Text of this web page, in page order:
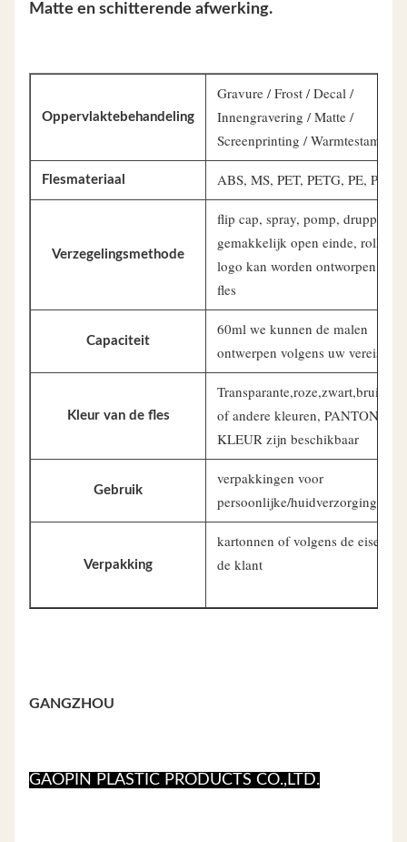
Matte en schitterende afwerking.
Oppervlaktebehandeling
Gravure / Frost / Decal /
Innengravering / Matte /
Screenprinting / Warmtestampen
Flesmateriaal ABS, MS, PET, PETG, PE, PP
Verzegelingsmethode
flip cap, spray, pomp, druppel,
gemakkelijk open einde, roll op,
logo kan worden ontworpen op
fles
Capaciteit
60ml we kunnen de malen
ontwerpen volgens uw vereisten
Kleur van de fles
of andere kleuren, PANTONE-
KLEUR zijn beschikbaar
Gebruik
verpakkingen voor
persoonlijke/huidverzorging
Verpakking
kartonnen of volgens de eisen
de klant
GANGZHOU
GAOPIN PLASTIC PRODUCTS CO.,LTD.